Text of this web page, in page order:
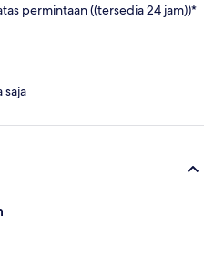
permintaan ((tersedia 24 jam))*
saja